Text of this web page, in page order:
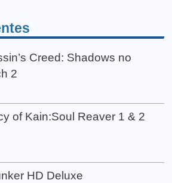
Creed: Shadows no
2
of Kain:Soul Reaver 1 & 2
HD Deluxe